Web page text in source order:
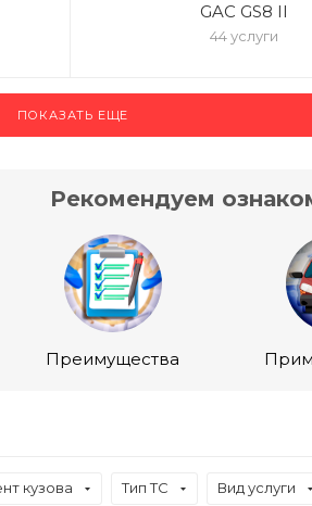
GAC GS8 II
44 услуги
ПОКАЗАТЬ ЕЩЕ
Рекомендуем
Преимущества
кузова Тип ТС Вид услуги